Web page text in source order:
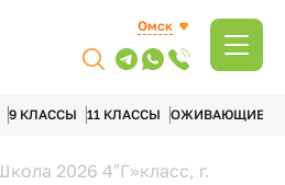
Омск
9 КЛАССЫ 11 КЛАССЫ ОЖИВАЮЩИЕ
2026 4″Г»класс, г.